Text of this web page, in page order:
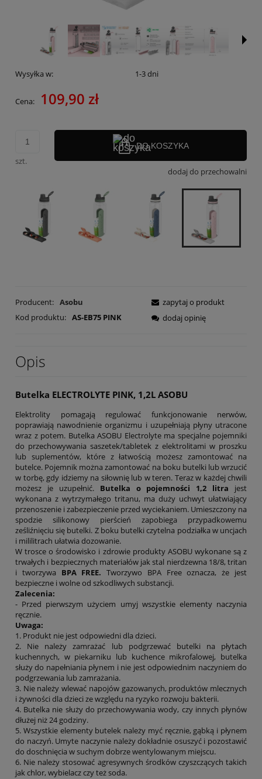
Wysyłka w: 1-3 dni
Cena: 109,90 zł
szt.
DO KOSZYKA
dodaj do przechowalni
Producent: Asobu
Kod produktu: AS-EB75 PINK
zapytaj o produkt
dodaj opinię
Opis
Butelka ELECTROLYTE PINK, 1,2L ASOBU
Elektrolity pomagają regulować funkcjonowanie nerwów,
poprawiają nawodnienie organizmu i uzupełniają płyny utracone
wraz z potem. Butelka ASOBU Electrolyte ma specjalne pojemniki
do przechowywania saszetek/tabletek z elektrolitami w proszku
lub suplementów, które z łatwością możesz zamontować na
butelce. Pojemnik można zamontować na boku butelki lub wrzucić
w torbę, gdy idziemy na siłownię lub w teren. Teraz w każdej chwili
możesz je uzupełnić. Butelka o pojemności 1,2 litra jest
wykonana z wytrzymałego tritanu, ma duży uchwyt ułatwiający
przenoszenie i zabezpieczenie przed wyciekaniem. Umieszczony na
spodzie silikonowy pierścień zapobiega przypadkowemu
ześliźnięciu się butelki. Z boku butelki czytelna podziałka w uncjach
i mililitrach ułatwia dozowanie.
W trosce o środowisko i zdrowie produkty ASOBU wykonane są z
trwałych i bezpiecznych materiałów jak stal nierdzewna 18/8, tritan
i tworzywa BPA FREE.Tworzywo BPA Free oznacza, że jest
bezpieczne i wolne od szkodliwych substancji.
Zalecenia:
- Przed pierwszym użyciem umyj wszystkie elementy naczynia
ręcznie.
Uwaga:
1. Produkt nie jest odpowiedni dla dzieci.
2. Nie należy zamrażać lub podgrzewać butelki na płytach
kuchennych, w piekarniku lub kuchence mikrofalowej, butelka
służy do napełniania płynem i nie jest odpowiednim naczyniem do
podgrzewania lub zamrażania.
3. Nie należy wlewać napojów gazowanych, produktów mlecznych
i żywności dla dzieci ze względu na ryzyko rozwoju bakterii.
4. Butelka nie służy do przechowywania wody, czy innych płynów
dłużej niż 24 godziny.
5. Wszystkie elementy butelek należy myć ręcznie, gąbką i płynem
do naczyń. Umyte naczynie należy dokładnie osuszyć i pozostawić
do doschnięcia w suchym dobrze wentylowanym miejscu.
6. Nie należy stosować agresywnych środków czyszczących takich
jak chlor, wybielacz czy też soda.